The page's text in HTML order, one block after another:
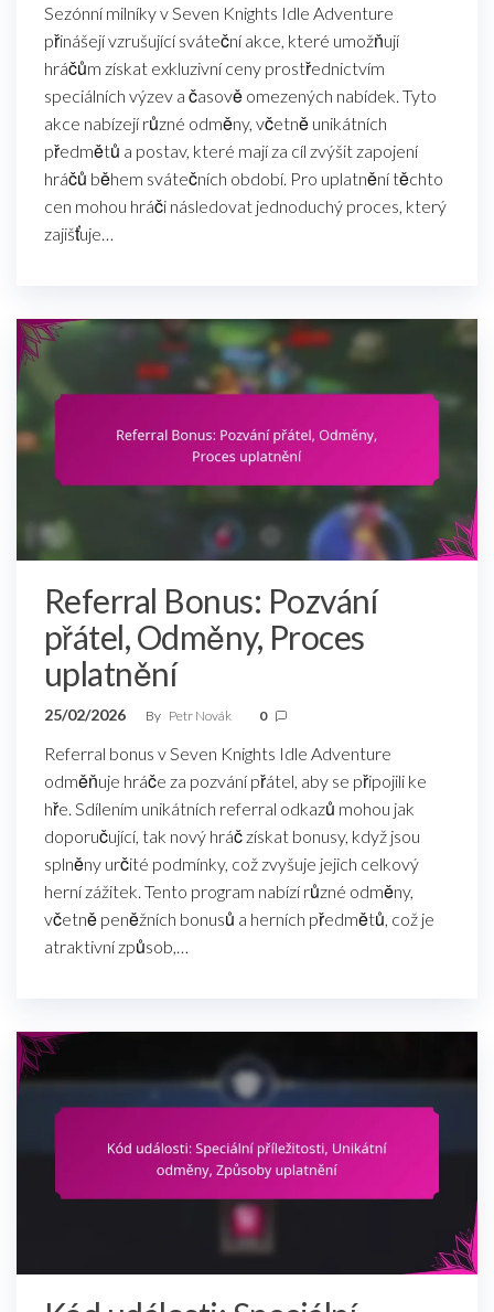
Sezónní milníky v Seven Knights Idle Adventure
přinášejí vzrušující sváteční akce, které umožňují
hráčům získat exkluzivní ceny prostřednictvím
speciálních výzev a časově omezených nabídek. Tyto
akce nabízejí různé odměny, včetně unikátních
předmětů a postav, které mají za cíl zvýšit zapojení
hráčů během svátečních období. Pro uplatnění těchto
cen mohou hráči následovat jednoduchý proces, který
zajišťuje…
Referral Bonus: Pozvání
přátel, Odměny, Proces
uplatnění
25/02/2026 By Petr Novák 0
Referral bonus v Seven Knights Idle Adventure
odměňuje hráče za pozvání přátel, aby se připojili ke
hře. Sdílením unikátních referral odkazů mohou jak
doporučující, tak nový hráč získat bonusy, když jsou
splněny určité podmínky, což zvyšuje jejich celkový
herní zážitek. Tento program nabízí různé odměny,
včetně peněžních bonusů a herních předmětů, což je
atraktivní způsob,…